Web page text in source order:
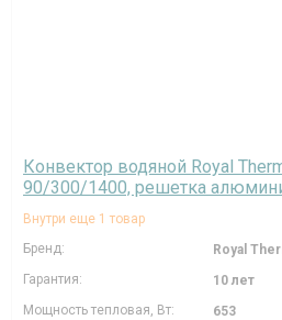
Конвектор водяной Royal
90/300/1400, решетка
Внутри еще 1 товар
Бренд:
Royal
Гарантия:
10 лет
Мощность тепловая, Вт:
653